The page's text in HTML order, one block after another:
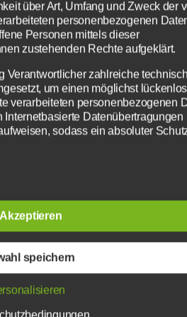
& WATSCHNBAAM
vonDa Huawa, da Meier
Preis:
online erhältlich
über Art, Umfang und Zweck der
personenbezogenen
Personen mittels dieser
zustehenden Rechte aufgeklärt.
Verantwortlicher zahlreiche
um einen möglichst
verarbeiteten personenbezogenen
Datenübertragungen
sodass ein absoluter
zu übermitteln.
den Begrifflichkeiten, die durch den
beim Erlass der
für die Öffentlichkeit als auch für
lesbar und verständlich sein.
die verwendeten Begrifflichkeiten
speichern